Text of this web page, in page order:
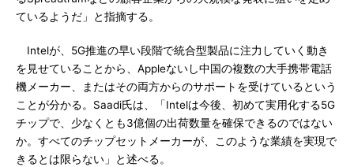
ているようだ」と指摘する。
Intelが、5G推進の早い段階で統合型製品に注力していく動き
を見せていることから、Appleないし中国の複数の大手携帯電話
機メーカー、またはその両方からのサポートを受けているという
ことが分かる。Saadi氏は、「Intelは今後、初めて実用化する5G
チップで、少なくとも3億個の出荷数量を確保できるのではない
か。すべてのチップセットメーカーが、このような業績を実現で
きるとは限らない」と述べる。